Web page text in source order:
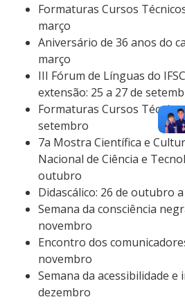
Formaturas Cursos
março
Aniversário de 36 anos do
março
III Fórum de Línguas do
extensão: 25 a 27 de
Formaturas Cursos
setembro
7a Mostra Científica e
Nacional de Ciência e
outubro
Didascálico: 26 de outubro
Semana da consciência
novembro
Encontro dos
novembro
Semana da acessibilidade e
dezembro